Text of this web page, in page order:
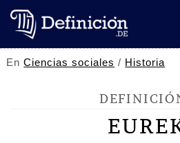
EnCiencias sociales / Historia